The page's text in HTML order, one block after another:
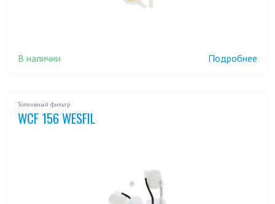
В наличии Подробнее
Топливный фильтр
WCF 156 WESFIL